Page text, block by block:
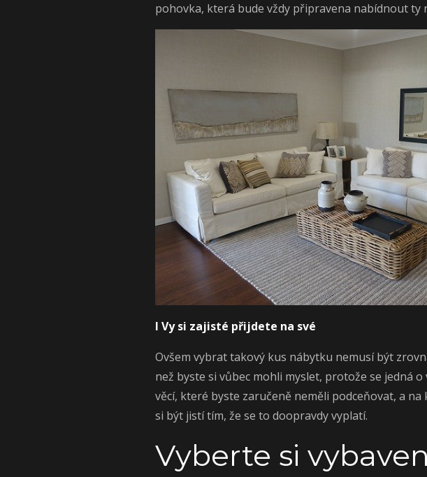
pohovka, která bude vždy připravena nabídnout ty
I Vy si zajisté přijdete na své
Ovšem vybrat takový kus nábytku nemusí být
než byste si vůbec mohli myslet, protože se jedná
věcí, které byste zaručeně neměli podceňovat, a
si být jistí tím, že se to doopravdy vyplatí.
Vyberte si